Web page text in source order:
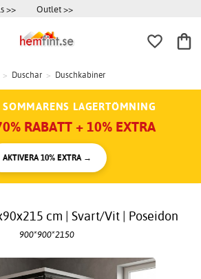
>> Outlet >>
> Duschar > Duschkabiner
LAGERTÖMNING
RABATT + 10% EXTRA
AKTIVERA 10% EXTRA →
cm | Svart/Vit | Poseidon
900*900*2150